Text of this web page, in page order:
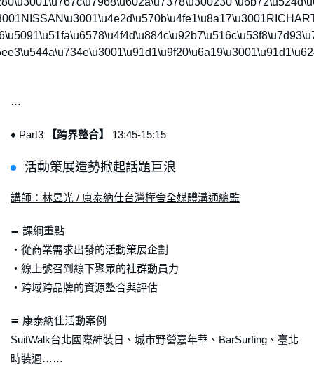
…
♦ Part3 【跨界整合】 13:45-15:15
活動策展造勢掀起話題巨浪
講師：林昱光 / 康泰納仕台灣樺舍全媒體溝通總監
≣ 課綱重點
・從商業需求出發的活動策展企劃
・線上號召到線下聚眾的社群動員力
・跨域跨品牌的資源整合與評估
≣ 康泰納仕活動案例
SuitWalk台北國際紳裝日、城市野營嘉年華、BarSurfing、臺北
時裝週……